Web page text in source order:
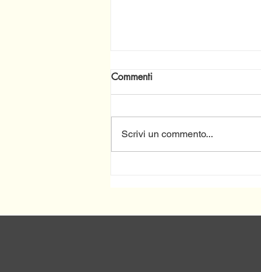
Complemento dello Sviluppo
Commenti
Scrivi un commento...